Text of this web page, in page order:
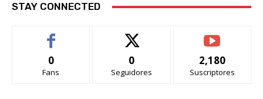
STAY CONNECTED
0
Fans
0
Seguidores
2,180
Suscriptores